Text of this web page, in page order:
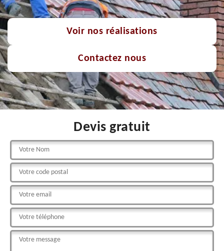
Voir nos réalisations
Contactez nous
Devis gratuit